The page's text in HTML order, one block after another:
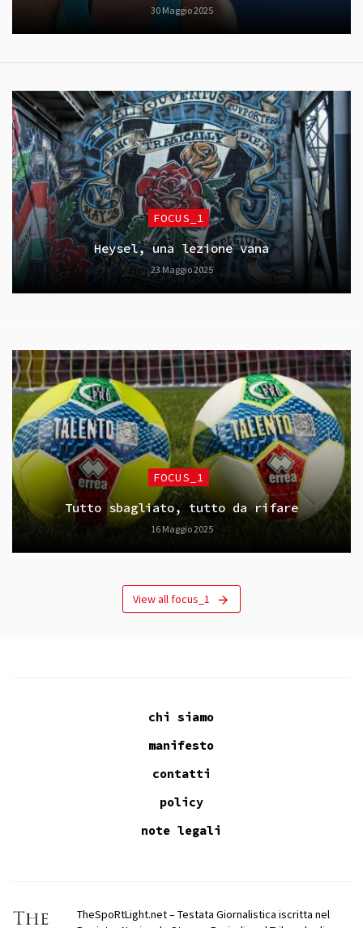
30 Maggio 2025
FOCUS_1
Heysel, una lezione vana
23 Maggio 2025
FOCUS_1
Tutto sbagliato, tutto da rifare
16 Maggio 2025
View all focus_1
chi siamo
manifesto
contatti
policy
note legali
TheSpoRtLight.net – Testata Giornalistica iscritta nel